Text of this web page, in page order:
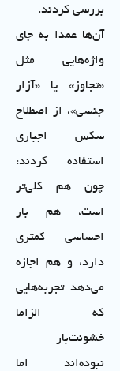
بررسی کردند.
آن‌ها عمدا به جای
واژه‌هایی مثل
«تجاوز» یا «آزار
جنسی»، از اصطلاح
سکس اجباری
استفاده کردند؛
چون هم کلی‌تر
است، هم بار
احساسی کمتری
دارد، و هم اجازه
می‌دهد تجربه‌هایی
که الزاما
خشونت‌بار
نبوده‌اند اما